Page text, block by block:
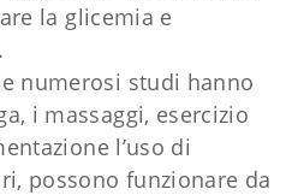
la glicemia e
numerosi studi hanno
i massaggi, esercizio
l’uso di
possono funzionare da